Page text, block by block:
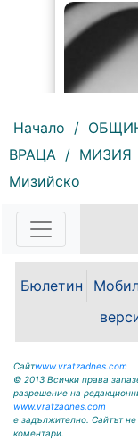
210 |
ООД – Враца
възникнала
спряно
ул."Никола
аварията.
0889 316...
Начало /
ВРАЦА / МИЗИЯ
Мизийско
Бюлетин
Сайтwww.vratzadnes.com
© 2013 Всички права
разрешение на
www.vratzadnes.com
е задължително. Сайтът не
коментари.